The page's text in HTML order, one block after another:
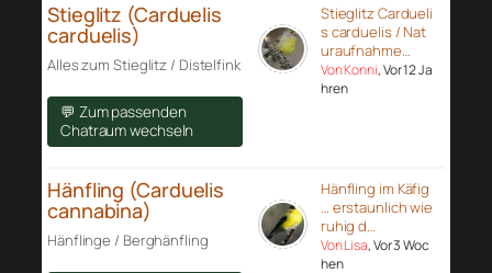
Stieglitz (Carduelis
carduelis)
Alles zum Stieglitz / Distelfink
💬 Zum passenden
Chatraum wechseln
Stieglitz Cardueli
s carduelis / Nat
uraufnahme…
Von Konni, Vor 12 Ja
hren
Hänfling (Carduelis
cannabina)
Hänflinge / Berghänfling
Hänfling im Käfig
… erstaunlich wie
ruhig d…
Von Lisa, Vor 3 Woc
hen